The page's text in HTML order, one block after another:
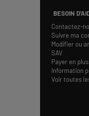
BESOIN
Contactez-
Suivre ma
Modifier ou
SAV
Payer en
Information
Voir toutes